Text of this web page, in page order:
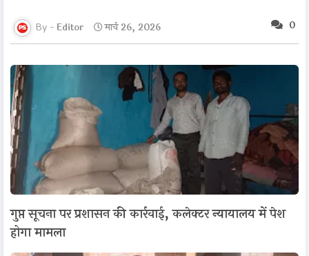
0
Editor मार्च 26, 2026
गुप्त सूचना पर प्रशासन की कार्रवाई, कलेक्टर न्यायालय में पेश
होगा मामला